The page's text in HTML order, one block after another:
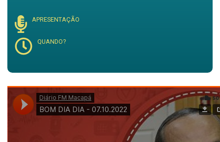
APRESENTAÇÃO
QUANDO?